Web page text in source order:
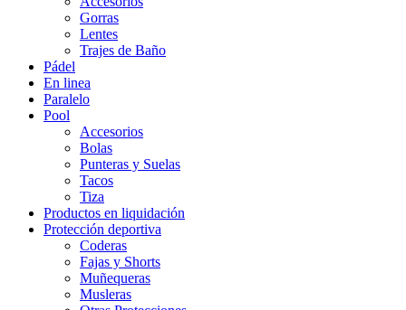
Gorras
Lentes
Trajes de Baño
Pádel
En linea
Paralelo
Pool
Accesorios
Bolas
Punteras y Suelas
Tacos
Tiza
Productos en liquidación
Protección deportiva
Coderas
Fajas y Shorts
Muñequeras
Musleras